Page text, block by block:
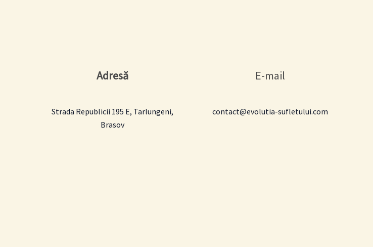
Adresă
Strada Republicii 195 E, Tarlungeni,
Brasov
E-mail
contact@evolutia-sufletului.com